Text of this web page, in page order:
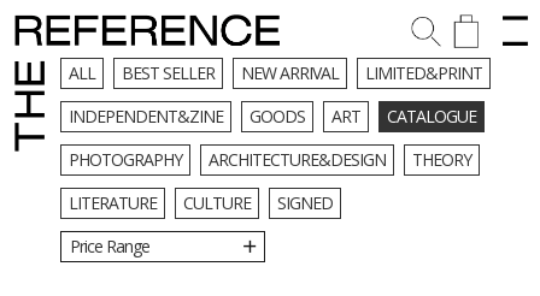
ALL BEST SELLER NEW ARRIVAL
LIMITED&PRINT
INDEPENDENT&ZINE
GOODS ART
CATALOGUE
PHOTOGRAPHY
ARCHITECTURE&DESIGN
THEORY
LITERATURE
CULTURE
SIGNED
Price Range